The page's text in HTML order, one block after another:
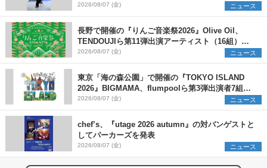
2026/08/07 (金) ニュース
長野で開催の『りんご音楽祭2026』Olive Oil、
TENDOUJIら第11弾出演アーティスト（16組）を
発表
2026/08/07 (金) ニュース
東京「海の森公園」で開催の『TOKYO ISLAND
2026』BIGMAMA、flumpoolら第3弾出演者7組を
発表 ワークショップ・アート出展者を募集
2026/08/07 (金) ニュース
chef’s、『utage 2026 autumn』の対バンゲストと
してパーカーズを発表
2026/08/07 (金) ニュース